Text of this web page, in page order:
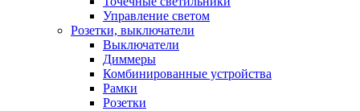
Управление светом
Розетки, выключатели
Выключатели
Диммеры
Комбинированные устройства
Рамки
Розетки